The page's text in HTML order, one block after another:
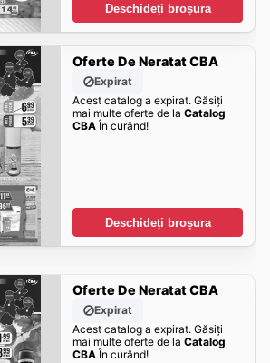
Deschideți broșura
Oferte De Neratat CBA
Expirat
Acest catalog a expirat. Găsiți
mai multe oferte de la Catalog
CBAÎn curând!
Deschideți broșura
Oferte De Neratat CBA
Expirat
Acest catalog a expirat. Găsiți
mai multe oferte de la Catalog
CBAÎn curând!